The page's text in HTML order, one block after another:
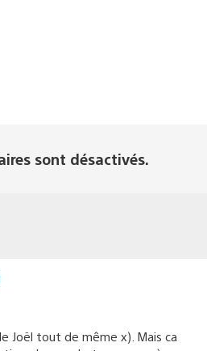
sont désactivés.
Joël tout de même x). Mais ca